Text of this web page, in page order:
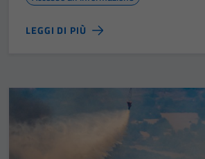
LEGGI DI PIÙ